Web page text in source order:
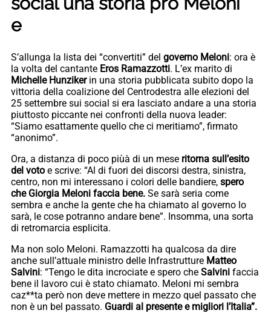
e
S’allunga la lista dei “convertiti” del governo Meloni: ora è
la volta del cantante Eros Ramazzotti. L’ex marito di
Michelle Hunzikerin una storia pubblicata subito dopo la
vittoria della coalizione del Centrodestra alle elezioni del
25 settembre sui social si era lasciato andare a una storia
piuttosto piccante nei confronti della nuova leader:
“Siamo esattamente quello che ci meritiamo”, firmato
“anonimo”.
Ora, a distanza di poco piùà di un mese ritorna sull’esito
del voto e scrive: “Al di fuori dei discorsi destra, sinistra,
centro, non mi interessano i colori delle bandiere, spero
che Giorgia Meloni faccia bene. Se sarà seria come
sembra e anche la gente che ha chiamato al governo lo
sarà, le cose potranno andare bene”. Insomma, una sorta
di retromarcia esplicita.
Ma non solo Meloni. Ramazzotti ha qualcosa da dire
anche sull’attuale ministro delle Infrastrutture Matteo
Salvini: “Tengo le dita incrociate e spero che Salvini faccia
bene il lavoro cui è stato chiamato. Meloni mi sembra
caz**ta però non deve mettere in mezzo quel passato che
non è un bel passato. Guardi al presente e migliori l’Italia”.